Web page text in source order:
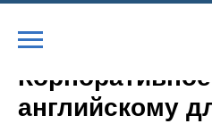
английскому